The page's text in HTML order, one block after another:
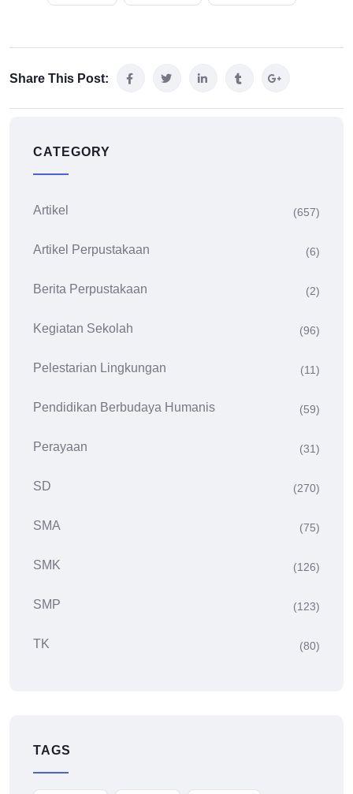
Share This Post:
CATEGORY
Artikel (657)
Artikel Perpustakaan (6)
Berita Perpustakaan (2)
Kegiatan Sekolah (96)
Pelestarian Lingkungan (11)
Pendidikan Berbudaya Humanis (59)
Perayaan (31)
SD (270)
SMA (75)
SMK (126)
SMP (123)
TK (80)
TAGS